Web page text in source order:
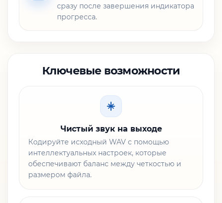
сразу после завершения индикатора
прогресса.
Ключевые возможности
Чистый звук на выходе
Кодируйте исходный WAV с помощью
интеллектуальных настроек, которые
обеспечивают баланс между четкостью и
размером файла.